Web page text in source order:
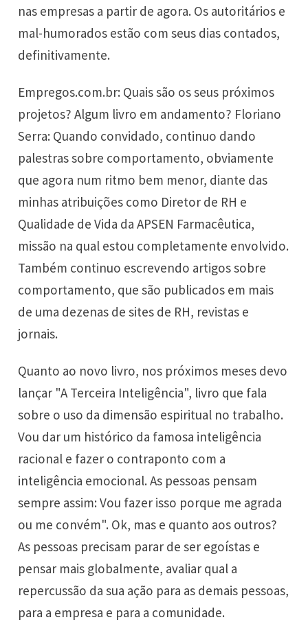
nas empresas a partir de agora. Os autoritários e
mal-humorados estão com seus dias contados,
definitivamente.
Empregos.com.br: Quais são os seus próximos
projetos? Algum livro em andamento? Floriano
Serra: Quando convidado, continuo dando
palestras sobre comportamento, obviamente
que agora num ritmo bem menor, diante das
minhas atribuições como Diretor de RH e
Qualidade de Vida da APSEN Farmacêutica,
missão na qual estou completamente envolvido.
Também continuo escrevendo artigos sobre
comportamento, que são publicados em mais
de uma dezenas de sites de RH, revistas e
jornais.
Quanto ao novo livro, nos próximos meses devo
lançar "A Terceira Inteligência", livro que fala
sobre o uso da dimensão espiritual no trabalho.
Vou dar um histórico da famosa inteligência
racional e fazer o contraponto com a
inteligência emocional. As pessoas pensam
sempre assim: Vou fazer isso porque me agrada
ou me convém". Ok, mas e quanto aos outros?
As pessoas precisam parar de ser egoístas e
pensar mais globalmente, avaliar qual a
repercussão da sua ação para as demais pessoas,
para a empresa e para a comunidade.